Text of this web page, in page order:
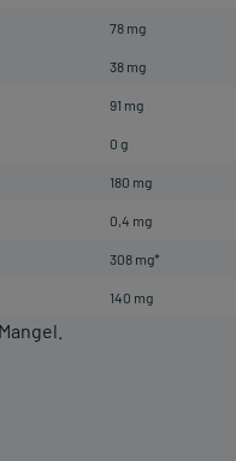
78 mg
38 mg
91 mg
0 g
180 mg
0,4 mg
308 mg*
140 mg